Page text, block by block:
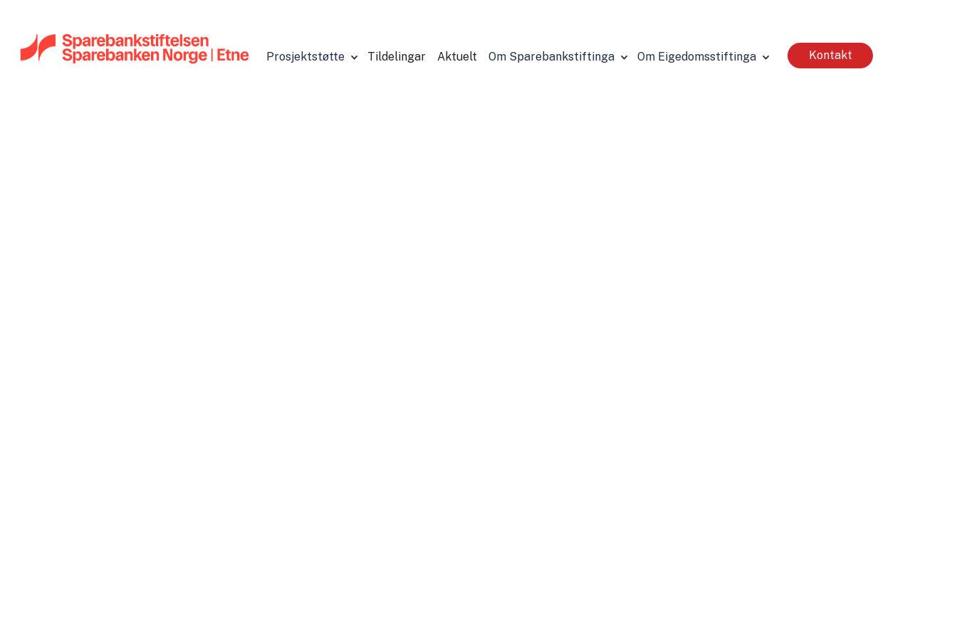
Prosjektstøtte Tildelingar Aktuelt Om Sparebankstiftinga Om Eigedomsstiftinga Kontakt